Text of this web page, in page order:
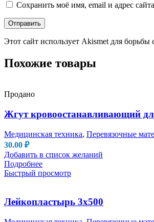
Сохранить моё имя, email и адрес
Этот сайт использует Akismet для борьбы
Похожие товары
Продано
Жгут кровоостанавливающий
Медицинская техника, Перевязочные
30.00 ₽
Добавить в список желаний
Подробнее
Быстрый просмотр
Лейкопластырь 3х500